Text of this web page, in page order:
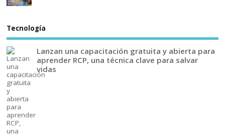
Tecnología
Lanzan una capacitación gratuita y abierta para
aprender RCP, una técnica clave para salvar
vidas